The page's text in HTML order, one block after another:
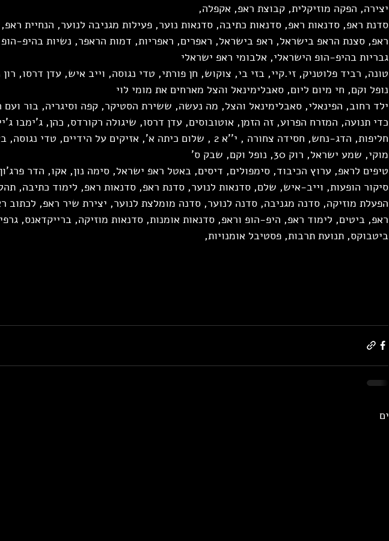
יצירה, הפקה מוזיקלית, קבוצת ראפ, אקפלה,
סדנת ראפ, סדנאות ראפ, סדנאות כתיבה, סדנאות נוער, פעילות מגניבה לנוער, הנחיית
ראפ, סצנת הראפ בישראל, ראפ בישראל, ראפרים, ראפריות, דמות הראפר, נשיות בהיפ-
גבריות בהיפ-הופ הישראלי, אלבומי ראפ ישראלי
טונה, רביד פלוטניק, זי.קיי, בזי בי, צוקוש, חן פורתי, טדי נגוסה, וייב איש, עדן דרסו,
נופל וקם, חי מיום ליום, סאבלימינאל והצל מארחים את מומי לוי
ילד רחוב, הפינאלי, סאבלימינאל והצל, מה נעשה, ששירת הסטיקר, קפה וסיגריה, בור ועם
כדי תנועה, המזרח הפרוע, זה הזמן, אוטובוסים, עדן דרסו, שיגולה רקורדס, כהן, ג'ימבו
חליפות, הדג-נחש, חסידה צחורה , י''א 2 , שלום כיתה א', אזיקים על הידיים, טדי
מוקי, שמע ישראל, רוק 30, נופל וקם, שבק ס'
טיפים לראפ, ערוץ הכיבוד, סימפולים, דיסים, באטל ראפ ישראל, סימה נון, אקו, הדר
סיקור הופעות, וייב-איש, שלם, סדנאות לנוער, סדנת ראפ, סדנאות ראפ, לימוד כתיבה,
הפעלת מוזיקה, סדנה מגניבה, סדנה לנוער, סדנה מומלצת לנוער, יצירת שיר ראפ, לכתוב
ראפ, ביטים, לימוד ראפ, היפ-הופ וראפ, סדנאות אומנות, סדנאות מוזיקה, ברייקדאנס,
ביטבוקס, תנועת תרבות, פסטיבל אומנויות,